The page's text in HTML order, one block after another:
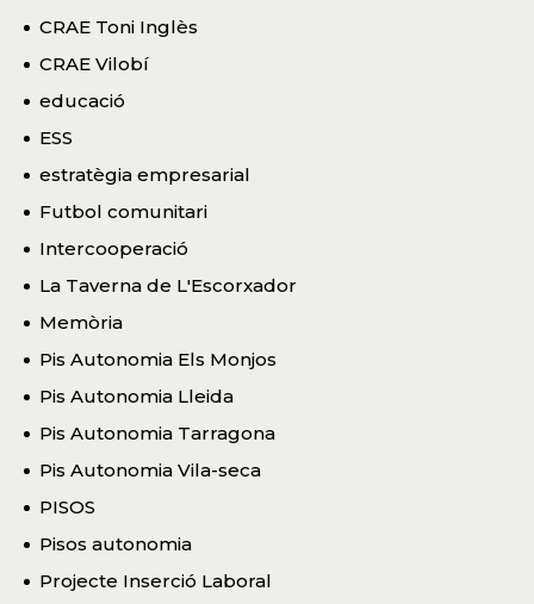
CRAE Toni Inglès
CRAE Vilobí
educació
ESS
estratègia empresarial
Futbol comunitari
Intercooperació
La Taverna de L'Escorxador
Memòria
Pis Autonomia Els Monjos
Pis Autonomia Lleida
Pis Autonomia Tarragona
Pis Autonomia Vila-seca
PISOS
Pisos autonomia
Projecte Inserció Laboral